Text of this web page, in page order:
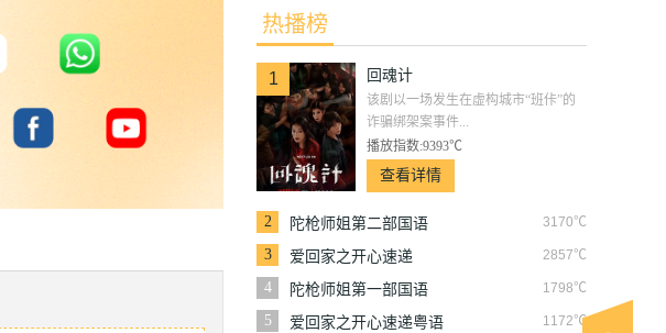
速递国语
热播榜
1 回魂计
该剧以一场发生在虚构城市“班佧”的
诈骗绑架案事件...
播放指数:9393℃
查看详情
2 3170℃
陀枪师姐第二部国语
3
2857℃
爱回家之开心速递
4
1798℃
陀枪师姐第一部国语
5
1172℃
爱回家之开心速递粤语